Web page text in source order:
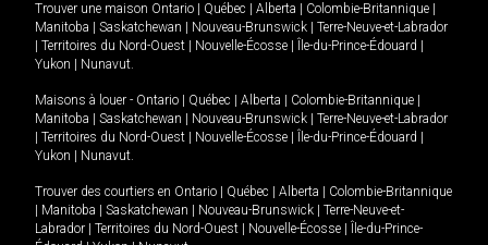
Trouver une maison Ontario Québec Alberta Colombie-Britannique
Manitoba
Saskatchewan Nouveau-Brunswick
Terre-Neuve-et-Labrador
Territoires du Nord-Ouest Nouvelle-Écosse Île-du-Prince-Édouard
Yukon
Nunavut.
Maisons à louer - Ontario Québec Alberta Colombie-Britannique
Manitoba
Saskatchewan Nouveau-Brunswick
Terre-Neuve-et-Labrador
Territoires du Nord-Ouest Nouvelle-Écosse Île-du-Prince-Édouard
Yukon
Nunavut.
Trouver des courtiers en Ontario Québec Alberta
Colombie-Britannique
Manitoba Saskatchewan Nouveau-Brunswick
Terre-Neuve-et-
Labrador
Territoires du Nord-Ouest Nouvelle-Écosse
Île-du-Prince-